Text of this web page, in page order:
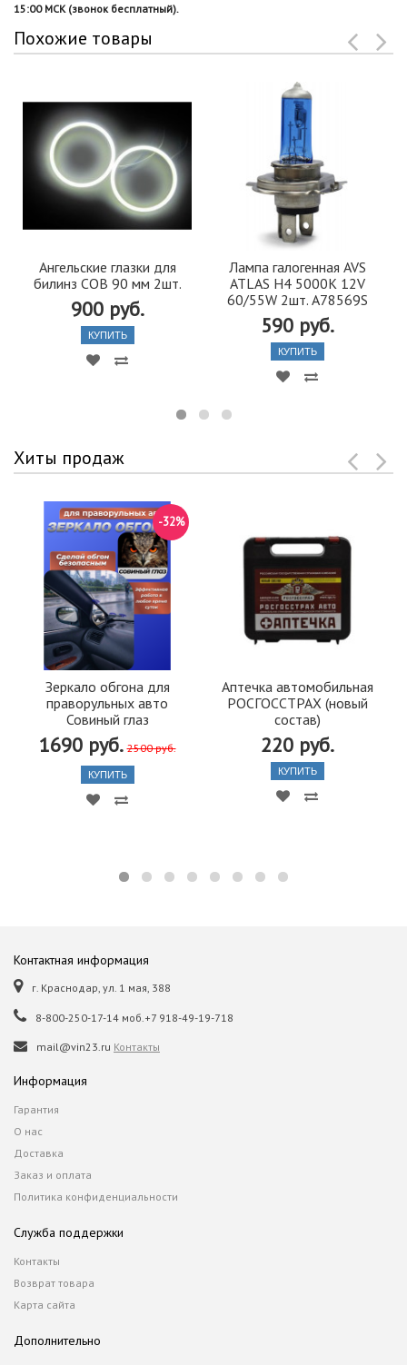
15:00 МСК (звонок бесплатный).
Похожие товары
Ангельские глазки для
билинз COB 90 мм 2шт.
900 руб.
КУПИТЬ
Лампа галогенная AVS
ATLAS H4 5000K 12V
60/55W 2шт. A78569S
590 руб.
КУПИТЬ
Хиты продаж
Зеркало обгона для
праворульных авто
Совиный глаз
1690 руб. 2500 руб.
-32%
КУПИТЬ
Аптечка автомобильная
РОСГОССТРАХ (новый
состав)
220 руб.
КУПИТЬ
Контактная информация
г. Краснодар, ул. 1 мая, 388
8-800-250-17-14 моб.+7 918-49-19-718
mail@vin23.ru Контакты
Информация
Гарантия
О нас
Доставка
Заказ и оплата
Политика конфиденциальности
Служба поддержки
Контакты
Возврат товара
Карта сайта
Дополнительно